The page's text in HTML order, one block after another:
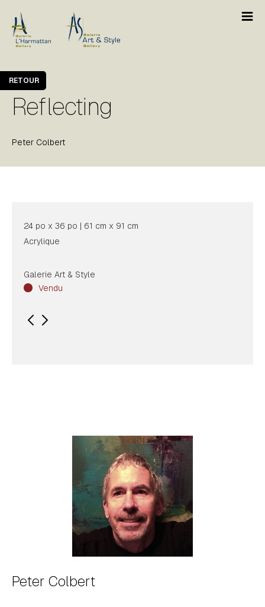
Reflecting
Peter Colbert
RETOUR
24 po x 36 po | 61 cm x 91 cm
Acrylique
Galerie Art & Style
Vendu
Peter Colbert